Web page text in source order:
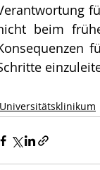
beim
Universitätsklinikum